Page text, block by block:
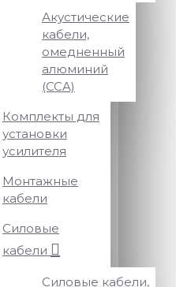
Акустические
кабели,
омедненный
алюминий
(CCA)
Комплекты для
установки
усилителя
Монтажные
кабели
Силовые
кабели
Силовые кабели,